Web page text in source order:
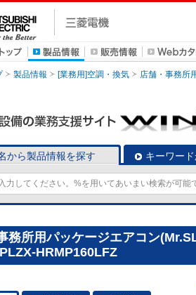
製品情報 [業務用]空調・換気 店舗・事務所
から製品情報を探す キーワー
務所用パッケージエアコン
HRMP160LFZ